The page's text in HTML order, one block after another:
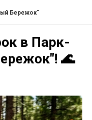
Бережок"
в Парк-
🌊